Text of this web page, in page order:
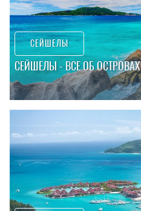
СЕЙШЕЛЫ
СЕЙШЕЛЫ - ВСЕ ОБ ОСТРОВАХ